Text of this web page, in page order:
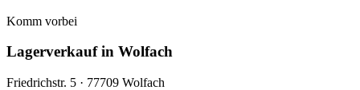
Komm vorbei
Lagerverkaufin Wolfach
Friedrichstr. 5 · 77709 Wolfach